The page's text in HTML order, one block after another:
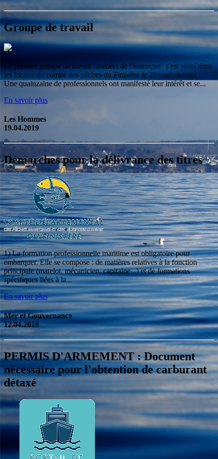
Groupe de travail
Le premier groupe de travail "métiers de l'hameçon" s'est réuni dans
les locaux du comité des pêches du Finistère le 29 mars dernier.
Une quainzaine de professionnels ont manifesté leur intérêt et se...
En savoir plus
Les Hommes
19.04.2019
Démarches pour la délivrance des titres
1) La formation professionnelle maritime est obligatoire pour
embarquer. Elle se compose : de matières relatives à la fonction
principale (matelot, mécanicien, capitaine...) et de formations
spécifiques liées à la...
En savoir plus
Mer et Gouvernance
12.04.2019
PERMIS D'ARMEMENT : Document
nécessaire pour l'obtention de carburant
détaxé